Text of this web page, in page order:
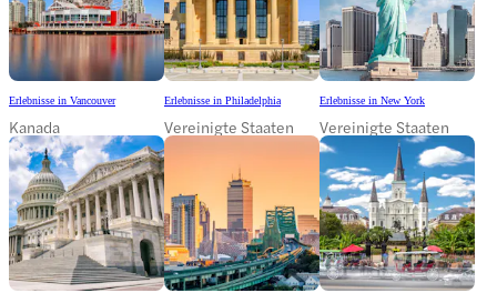
Erlebnisse in Vancouver
Kanada
Erlebnisse in Philadelphia
Vereinigte Staaten
Erlebnisse in New York
Vereinigte Staaten